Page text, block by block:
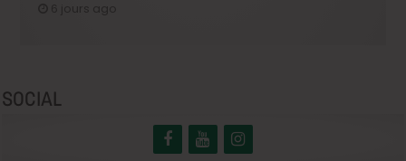
SOCIAL